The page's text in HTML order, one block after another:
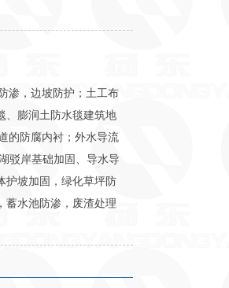
渗，边坡防护；土工布
、膨润土防水毯建筑地
的防腐内衬；外水导流
驳岸基础加固、导水导
护坡加固，绿化草坪防
蓄水池防渗，废渣处理